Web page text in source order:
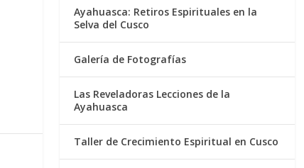
Ayahuasca: Retiros Espirituales en la
Selva del Cusco
Galería de Fotografías
Las Reveladoras Lecciones de la
Ayahuasca
Taller de Crecimiento Espiritual en Cusco